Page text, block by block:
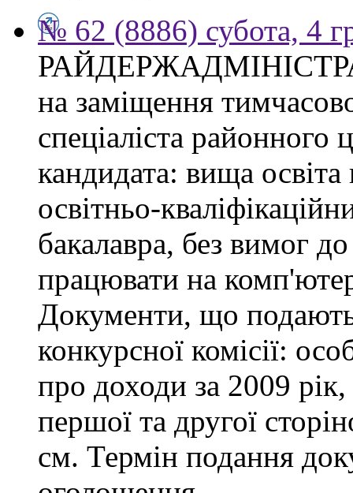
№ 62 (8886) субота, 4
на заміщення
спеціаліста
кандидата: вища
освітньо-
бакалавра, без вимог
працювати на
Документи, що
конкурсної комісії:
про доходи за 2009 рік,
першої та другої
см. Термін подання